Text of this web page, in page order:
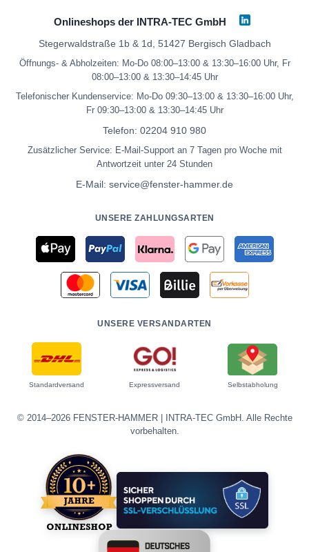
Onlineshops der INTRA-TEC GmbH
Stegerwaldstraße 1b & 1d, 51427 Bergisch Gladbach
Öffnungs- & Abholzeiten: Mo-Do 08:00–13:00 & 13:30–16:00 Uhr, Fr
08:00–13:00 & 13:30–14:45 Uhr
Telefonischer Kundenservice: Mo-Do 09:30–13:00 & 13:30–16:00 Uhr,
Fr 09:30–13:00 & 13:30–14:45 Uhr
Telefon: 02204 910 980
Zusätzlicher Service: E-Mail-Support an 7 Tagen pro Woche mit
Antwortzeit unter 24 Stunden
E-Mail: service@fenster-hammer.de
UNSERE ZAHLUNGSARTEN
UNSERE VERSANDARTEN
Standardversand Expressversand Selbstabholung
© 2014–2026 FENSTER-HAMMER | INTRA-TEC GmbH. Alle Rechte
vorbehalten.